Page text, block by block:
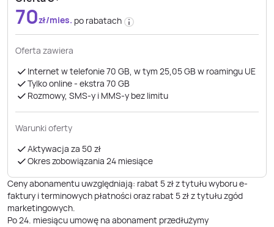
70zł/mies. po rabatach
Oferta zawiera
Internet w telefonie 70 GB, w tym 25,05 GB w roamingu UE
Tylko online - ekstra 70 GB
Rozmowy, SMS-y i MMS-y bez limitu
Warunki oferty
Aktywacja za 50 zł
Okres zobowiązania 24 miesiące
Ceny abonamentu uwzględniają: rabat 5 zł z tytułu wyboru e-
faktury i terminowych płatności oraz rabat 5 zł z tytułu zgód
marketingowych.
Po24. miesiącu umowę na abonament przedłużymy